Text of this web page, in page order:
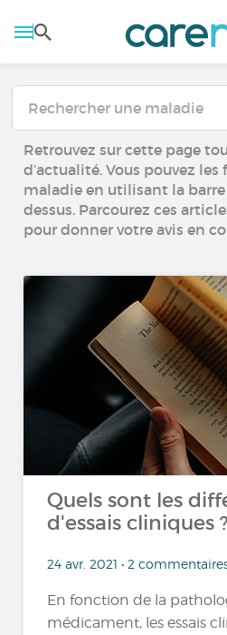
Retrouvez sur cette page
d’actualité. Vous pouvez
maladie en utilisant la
dessus. Parcourez ces
pour donner votre avis en
Quels sont les
d'essais cliniques ?
24 avr. 2021 • 2
En fonction de la
médicament, les essais